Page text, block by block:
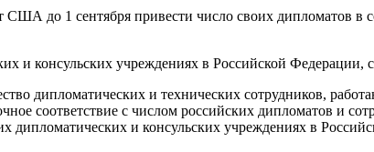
США до 1 сентября привести число своих дипломатов
и консульских учреждениях в Российской Федерации,
дипломатических и технических сотрудников,
соответствие с числом российских дипломатов и
дипломатических и консульских учреждениях в